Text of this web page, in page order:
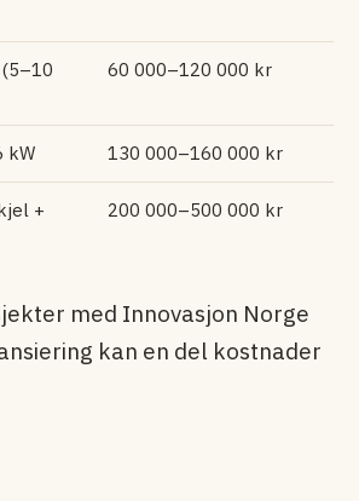
60 000–120 000 kr
kW 130 000–160 000 kr
+
200 000–500 000 kr
med Innovasjon Norge
kan en del kostnader